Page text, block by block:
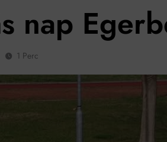
nap
1 Perc